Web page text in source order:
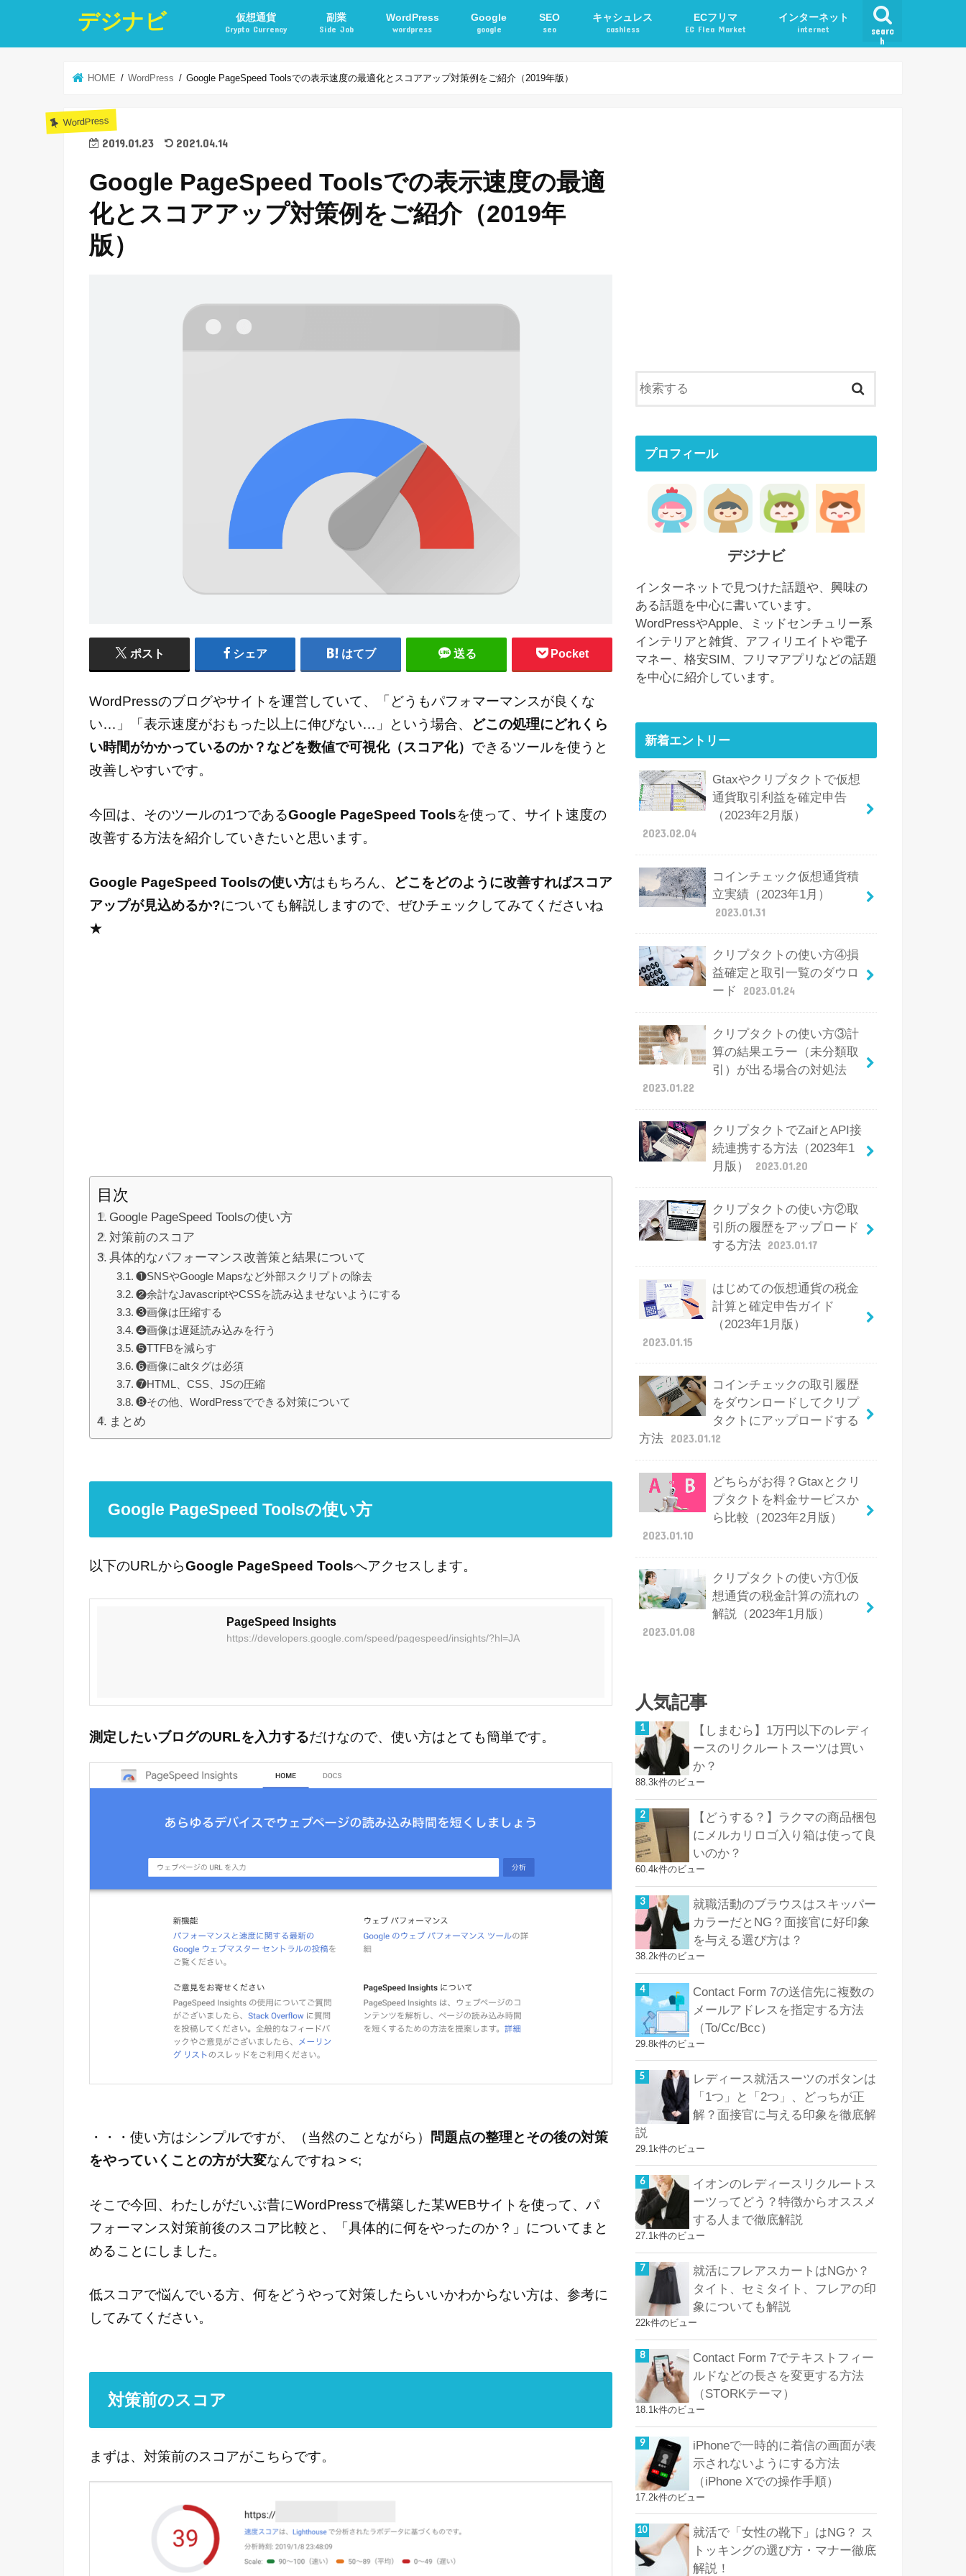
デジナビ
searc
h
仮想通貨
Crypto Currency
副業
Side Job
WordPress
wordpress
Google
google
SEO
seo
キャシュレス
cashless
ECフリマ
EC Flea Market
インターネット
internet
HOME WordPress Google PageSpeed Toolsでの表示速度の最適化とスコアアップ対策例をご紹介（2019年版）
WordPress
2019.01.23 2021.04.14
Google PageSpeed Toolsでの表示速度の最適
化とスコアアップ対策例をご紹介（2019年
版）
ポスト シェア はてブ 送る Pocket
WordPressのブログやサイトを運営していて、「どうもパフォマーマンスが良くな
い…」「表示速度がおもった以上に伸びない…」という場合、
どこの処理にどれくら
い時間がかかっているのか？などを数値で可視化（スコア化） できるツールを使うと
改善しやすいです。
今回は、そのツールの1つであるGoogle PageSpeed Toolsを使って、サイト速度の
改善する方法を紹介していきたいと思います。
Google PageSpeed Toolsの使い方はもちろん、
どこをどのように改善すればスコア
アップが見込めるか?についても解説しますので、ぜひチェックしてみてくださいね
★
目次
Google PageSpeed Toolsの使い方
対策前のスコア
具体的なパフォーマンス改善策と結果について
❶SNSやGoogle Mapsなど外部スクリプトの除去
❷余計なJavascriptやCSSを読み込ませないようにする
❸画像は圧縮する
❹画像は遅延読み込みを行う
❺TTFBを減らす
❻画像にaltタグは必須
❼HTML、CSS、JSの圧縮
❽その他、WordPressでできる対策について
まとめ
Google PageSpeed Toolsの使い方
以下のURLからGoogle PageSpeed Toolsへアクセスします。
PageSpeed Insights
https://developers.google.com/speed/pagespeed/insights/?hl=JA
測定したいブログのURLを入力するだけなので、使い方はとても簡単です。
・・・使い方はシンプルですが、（当然のことながら）
問題点の整理とその後の対策
をやっていくことの方が大変なんですね > <;
そこで今回、わたしがだいぶ昔にWordPressで構築した某WEBサイトを使って、パ
フォーマンス対策前後のスコア比較と、「具体的に何をやったのか？」についてまと
めることにしました。
低スコアで悩んでいる方、何をどうやって対策したらいいかわからない方は、参考に
してみてください。
対策前のスコア
まずは、対策前のスコアがこちらです。
プロフィール
デジナビ
インターネットで見つけた話題や、興味の
ある話題を中心に書いています。
WordPressやApple、ミッドセンチュリー系
インテリアと雑貨、アフィリエイトや電子
マネー、格安SIM、フリマアプリなどの話題
を中心に紹介しています。
新着エントリー
Gtaxやクリプタクトで仮想
通貨取引利益を確定申告
（2023年2月版）
2023.02.04
コインチェック仮想通貨積
立実績（2023年1月）
2023.01.31
クリプタクトの使い方④損
益確定と取引一覧のダウロ
ード
2023.01.24
クリプタクトの使い方③計
算の結果エラー（未分類取
引）が出る場合の対処法
2023.01.22
クリプタクトでZaifとAPI接
続連携する方法（2023年1
月版）
2023.01.20
クリプタクトの使い方②取
引所の履歴をアップロード
する方法 2023.01.17
はじめての仮想通貨の税金
計算と確定申告ガイド
（2023年1月版）
2023.01.15
コインチェックの取引履歴
をダウンロードしてクリプ
タクトにアップロードする
方法
2023.01.12
どちらがお得？Gtaxとクリ
プタクトを料金サービスか
ら比較（2023年2月版）
2023.01.10
クリプタクトの使い方①仮
想通貨の税金計算の流れの
解説（2023年1月版）
2023.01.08
人気記事
【しまむら】1万円以下のレディ
ースのリクルートスーツは買い
か？
88.3k件のビュー
【どうする？】ラクマの商品梱包
にメルカリロゴ入り箱は使って良
いのか？
60.4k件のビュー
就職活動のブラウスはスキッパー
カラーだとNG？面接官に好印象
を与える選び方は？
38.2k件のビュー
Contact Form 7の送信先に複数の
メールアドレスを指定する方法
（To/Cc/Bcc）
29.8k件のビュー
レディース就活スーツのボタンは
「1つ」と「2つ」、どっちが正
解？面接官に与える印象を徹底解
説
29.1k件のビュー
イオンのレディースリクルートス
ーツってどう？特徴からオススメ
する人まで徹底解説
27.1k件のビュー
就活にフレアスカートはNGか？
タイト、セミタイト、フレアの印
象についても解説
22k件のビュー
Contact Form 7でテキストフィー
ルドなどの長さを変更する方法
（STORKテーマ）
18.1k件のビュー
iPhoneで一時的に着信の画面が表
示されないようにする方法
（iPhone Xでの操作手順）
17.2k件のビュー
就活で「女性の靴下」はNG？ ス
トッキングの選び方・マナー徹底
解説！